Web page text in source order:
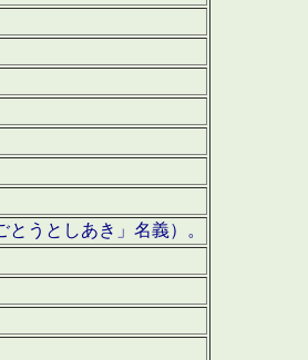
うとしあき」名義）。